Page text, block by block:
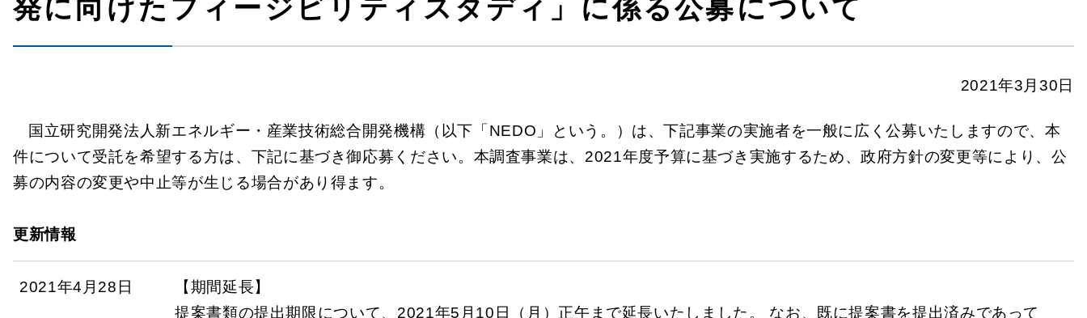
発に向けたフィージビリティスタディ」に係る公募について
2021年3月30日
国立研究開発法人新エネルギー・産業技術総合開発機構（以下「NEDO」という。）は、下記事業の実施者を一般に広く公募いたしますので、本
件について受託を希望する方は、下記に基づき御応募ください。本調査事業は、2021年度予算に基づき実施するため、政府方針の変更等により、公
募の内容の変更や中止等が生じる場合があり得ます。
更新情報
2021年4月28日
【期間延長】
提案書類の提出期限について、2021年5月10日（月）正午まで延長いたしました。 なお、既に提案書を提出済みであって